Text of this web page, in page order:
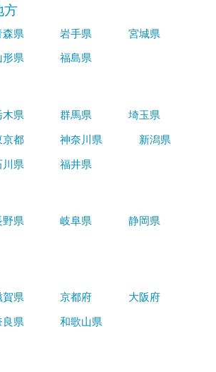
方
森県 岩手県
宮城県
形県 福島県
木県 群馬県
埼玉県
京都 神奈川県
新潟県
川県 福井県
野県 岐阜県
静岡県
賀県 京都府
大阪府
良県 和歌山県